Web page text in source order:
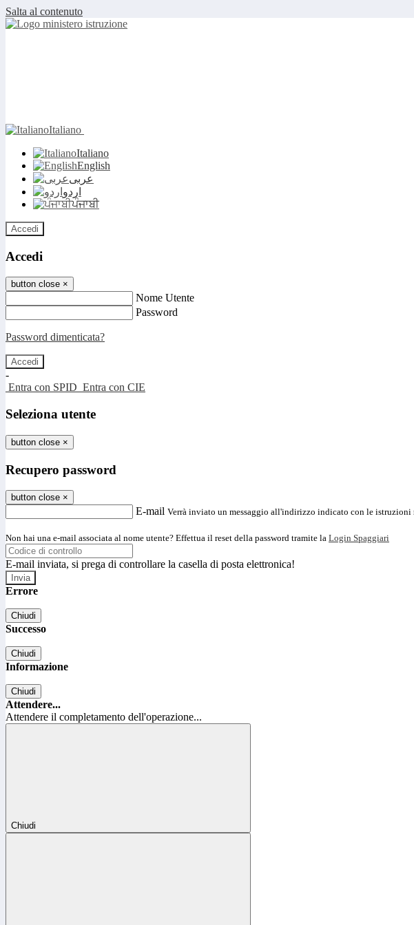
Salta al contenuto
Italiano
Italiano
English
عربى
اردو
ਪੰਜਾਬੀ
Accedi
Accedi
button close ×
Nome Utente
Password
Password dimenticata?
-
Entra con SPID Entra con CIE
Seleziona utente
button close ×
Recupero password
button close ×
E-mail Verrà inviato un messaggio all'indirizzo indicato con le istruzioni
Non hai una e-mail associata al nome utente? Effettua il reset della password tramite la Login Spaggiari
E-mail inviata, si prega di controllare la casella di posta elettronica!
Errore
Chiudi
Successo
Chiudi
Informazione
Chiudi
Attendere...
Attendere il completamento dell'operazione...
Chiudi